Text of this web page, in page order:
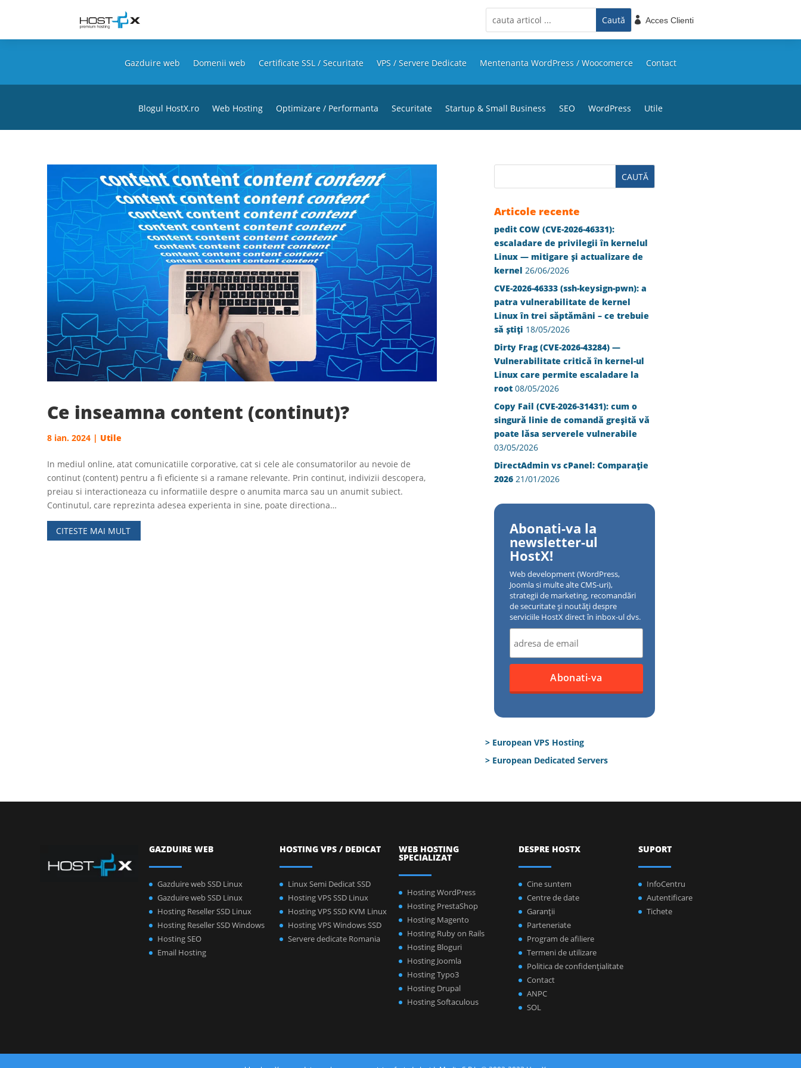
 Acces Clienti
Gazduire web Domenii web Certificate SSL / Securitate VPS / Servere Dedicate Mentenanta WordPress / Woocomerce Contact
Blogul HostX.ro Web Hosting Optimizare / Performanta Securitate Startup & Small Business SEO WordPress Utile
Ce inseamna content (continut)?
8 ian. 2024| Utile
In mediul online, atat comunicatiile corporative, cat si cele ale consumatorilor au nevoie de
continut (content) pentru a fi eficiente si a ramane relevante. Prin continut, indivizii descopera,
preiau si interactioneaza cu informatiile despre o anumita marca sau un anumit subiect.
Continutul, care reprezinta adesea experienta in sine, poate directiona…
CITESTE MAI MULT
Articole recente
pedit COW (CVE-2026-46331):
escaladare de privilegii în kernelul
Linux — mitigare și actualizare de
kernel 26/06/2026
CVE-2026-46333 (ssh-keysign-pwn): a
patra vulnerabilitate de kernel
Linux în trei săptămâni – ce trebuie
să știți 18/05/2026
Dirty Frag (CVE-2026-43284) —
Vulnerabilitate critică în kernel-ul
Linux care permite escaladare la
root 08/05/2026
Copy Fail (CVE-2026-31431): cum o
singură linie de comandă greșită vă
poate lăsa serverele vulnerabile
03/05/2026
DirectAdmin vs cPanel: Comparație
2026 21/01/2026
Abonati-va la
newsletter-ul
HostX!
Web development (WordPress,
Joomla si multe alte CMS-uri),
strategii de marketing, recomandări
de securitate și noutăți despre
serviciile HostX direct în inbox-ul dvs.
> European VPS Hosting
> European Dedicated Servers
GAZDUIRE WEB
Gazduire web SSD Linux
Gazduire web SSD Linux
Hosting Reseller SSD Linux
Hosting Reseller SSD Windows
Hosting SEO
Email Hosting
HOSTING VPS / DEDICAT
Linux Semi Dedicat SSD
Hosting VPS SSD Linux
Hosting VPS SSD KVM Linux
Hosting VPS Windows SSD
Servere dedicate Romania
WEB HOSTING
SPECIALIZAT
Hosting WordPress
Hosting PrestaShop
Hosting Magento
Hosting Ruby on Rails
Hosting Bloguri
Hosting Joomla
Hosting Typo3
Hosting Drupal
Hosting Softaculous
DESPRE HOSTX
Cine suntem
Centre de date
Garanţii
Parteneriate
Program de afiliere
Termeni de utilizare
Politica de confidenţialitate
Contact
ANPC
SOL
SUPORT
InfoCentru
Autentificare
Tichete